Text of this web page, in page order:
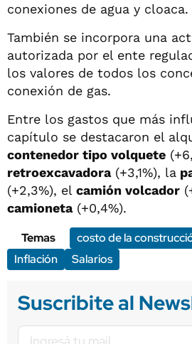
conexiones de agua y cloaca.
También se incorpora una
autorizada por el ente
los valores de todos los
conexión de gas.
Entre los gastos que más
capítulo se destacaron el
contenedor tipo volquete
retroexcavadora(+3,1%), la
(+2,3%), el camión volcador
camioneta(+0,4%).
Temas
costo de la
Inflación
Salarios
Suscribite al